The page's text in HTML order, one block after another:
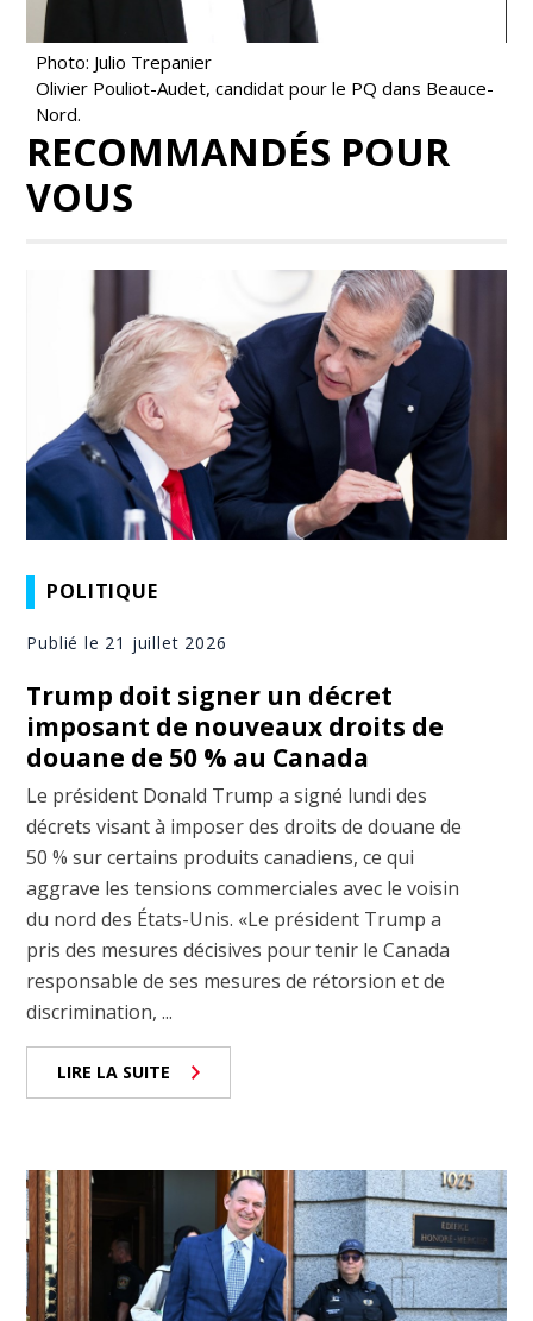
Photo: Julio Trepanier
Olivier Pouliot-Audet, candidat pour le PQ dans Beauce-
Nord.
RECOMMANDÉS POUR
VOUS
POLITIQUE
Publié le 21 juillet 2026
Trump doit signer un décret
imposant de nouveaux droits de
douane de 50 % au Canada
Le président Donald Trump a signé lundi des
décrets visant à imposer des droits de douane de
50 % sur certains produits canadiens, ce qui
aggrave les tensions commerciales avec le voisin
du nord des États-Unis. «Le président Trump a
pris des mesures décisives pour tenir le Canada
responsable de ses mesures de rétorsion et de
discrimination, ...
LIRE LA SUITE